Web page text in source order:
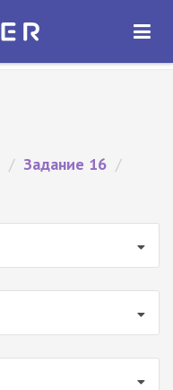
ОТКРЫТЬ
/ Задание 16 /